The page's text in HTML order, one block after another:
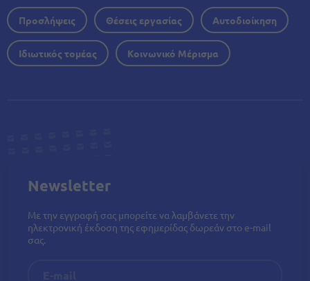
Προσλήψεις Θέσεις εργασίας Αυτοδιοίκηση
Ιδιωτικός τομέας Κοινωνικό Μέρισμα
Newsletter
Με την εγγραφή σας μπορείτε να λαμβάνετε την
ηλεκτρονική έκδοση της εφημερίδας δωρεάν στο e-mail
σας.